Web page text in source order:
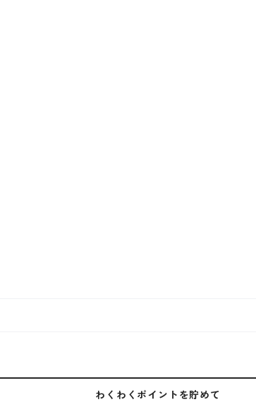
わくわくポイントを貯めて